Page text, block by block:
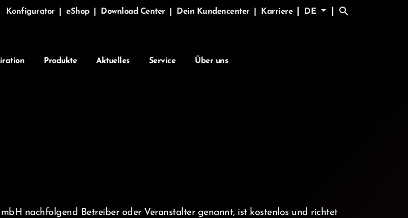
Konfigurator eShop Download Center Dein Kundencenter Karriere DE search
Produkte Aktuelles Service Über uns
nachfolgend Betreiber oder Veranstalter genannt, ist kostenlos und richtet